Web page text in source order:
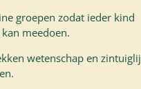
groepen zodat ieder kind
meedoen.
wetenschap en